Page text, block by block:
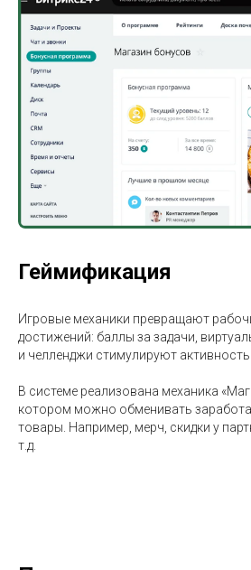
Геймификация
Игровые механики превращают
достижений: баллы за задачи,
и челленджи стимулируют
В системе реализована механика
котором можно обменивать
товары. Например, мерч, скидки у
т.д.